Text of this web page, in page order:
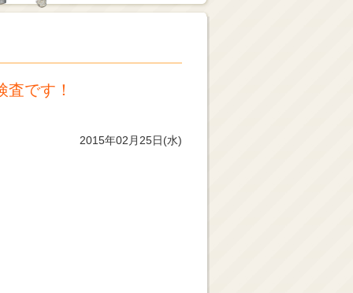
です！
2015年02月25日(水)